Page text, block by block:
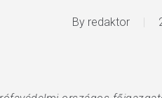
By redaktor